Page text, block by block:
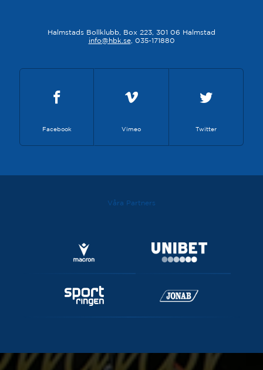
Halmstads Bollklubb, Box 223, 301 06 Halmstad
info@hbk.se, 035-171880
Facebook Vimeo Twitter
Våra Partners